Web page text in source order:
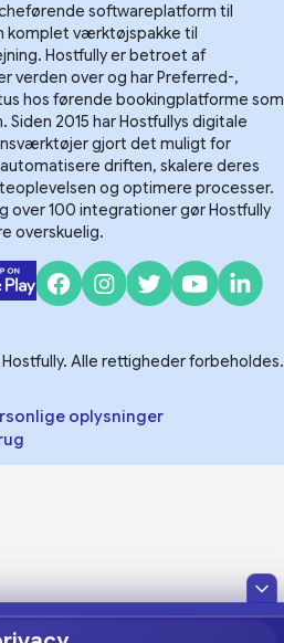
softwareplatform til
komplet værktøjspakke til
Hostfully er betroet af
verden over og har Preferred-,
hos førende bookingplatforme som
2015 har Hostfullys digitale
gjort det muligt for
driften, skalere deres
og optimere processer.
over 100 integrationer gør Hostfully
overskuelig.
Alle rettigheder forbeholdes.
oplysninger